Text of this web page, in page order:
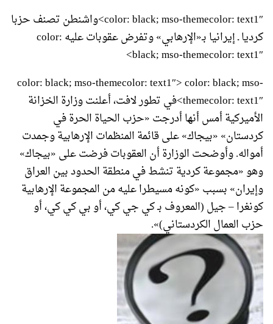
color: black; mso-themecolor: text1″>واشنطن تصنف حزبا
كرديا ـ إيرانيا بـ«الإرهابي» وتفرض عقوبات عليهcolor:
black; mso-themecolor: text1″>
color: black; mso-themecolor: text1″> color: black; mso-
themecolor: text1″>في تطور لافت، أعلنت وزارة الخزانة
الأميركية أمس أنها أدرجت «حزب الحياة الحرة في
كردستان» «بيجاك» على قائمة المنظمات الإرهابية وجمدت
أمواله. وأوضحت الوزارة أن العقوبات فرضت على «بيجاك»
وهو «مجموعة كردية تنشط في منطقة الحدود بين العراق
وإيران» بسبب «كونه مسيطرا عليه من المجموعة الإرهابية
كونغرا – جيل (المعروف بـ كي جي كي، أو بي كي كي، أو
حزب العمال الكردستاني)».